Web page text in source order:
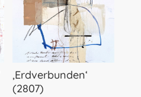
‚Erdverbunden‘
(2807)